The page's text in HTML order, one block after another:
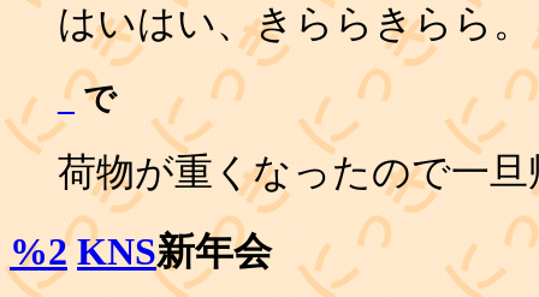
はいはい、きららきらら。
_ で
荷物が重くなったので一旦
%2 KNS新年会